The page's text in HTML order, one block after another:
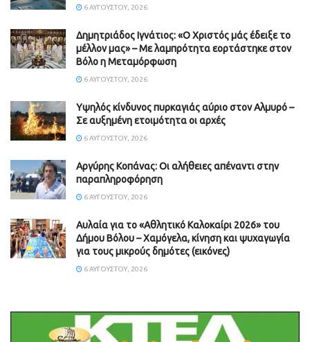
6 ΑΥΓΟΎΣΤΟΥ, 2026
Δημητριάδος Ιγνάτιος: «Ο Χριστός μάς έδειξε το
μέλλον μας» – Με λαμπρότητα εορτάστηκε στον
Βόλο η Μεταμόρφωση
6 ΑΥΓΟΎΣΤΟΥ, 2026
Υψηλός κίνδυνος πυρκαγιάς αύριο στον Αλμυρό –
Σε αυξημένη ετοιμότητα οι αρχές
6 ΑΥΓΟΎΣΤΟΥ, 2026
Aργύρης Κοπάνας: Οι αλήθειες απέναντι στην
παραπληροφόρηση
6 ΑΥΓΟΎΣΤΟΥ, 2026
Αυλαία για το «Αθλητικό Καλοκαίρι 2026» του
Δήμου Βόλου – Χαμόγελα, κίνηση και ψυχαγωγία
για τους μικρούς δημότες (εικόνες)
6 ΑΥΓΟΎΣΤΟΥ, 2026